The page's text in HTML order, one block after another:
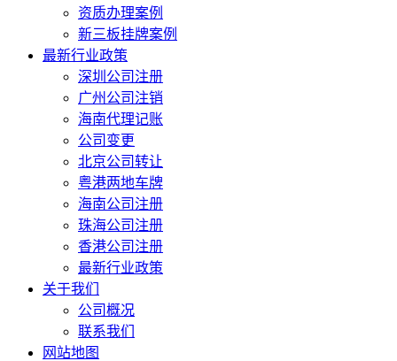
资质办理案例
新三板挂牌案例
最新行业政策
深圳公司注册
广州公司注销
海南代理记账
公司变更
北京公司转让
粤港两地车牌
海南公司注册
珠海公司注册
香港公司注册
最新行业政策
关于我们
公司概况
联系我们
网站地图